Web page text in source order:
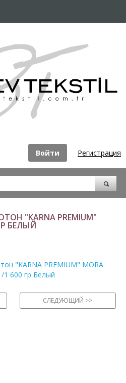
Войти Регистрация
"KARNA PREMIUM"
БЕЛЫЙ
СЛЕДУЮЩИЙ >>